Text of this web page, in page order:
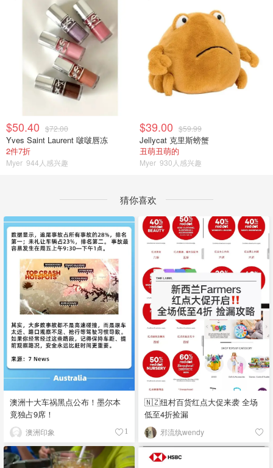
$50.40 $72.00
Yves Saint Laurent 啵啵唇冻
2件7折
Myer 944人感兴趣
$39.00 $59.99
Jellycat 克里斯螃蟹
丑萌丑萌的
Myer 930人感兴趣
猜你喜欢
澳洲十大车祸黑点公布！墨尔本
竟独占9席！
澳洲印象 1
🇳🇿纽村百货红点大促来袭 全场
低至4折捡漏
邪流纨wendy